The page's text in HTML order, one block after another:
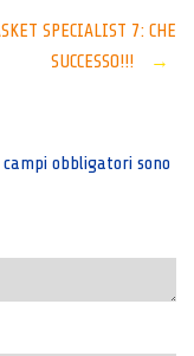
SPECIALIST 7: CHE
SUCCESSO!!!
→
obbligatori sono